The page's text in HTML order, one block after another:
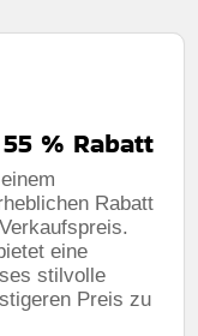
% Rabatt
Rabatt
eine
stilvolle
Preis zu